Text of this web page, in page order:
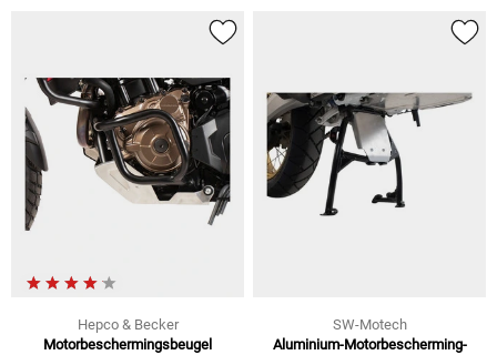
Hepco & Becker
Motorbeschermingsbeugel
SW-Motech
Aluminium-Motorbescherming-